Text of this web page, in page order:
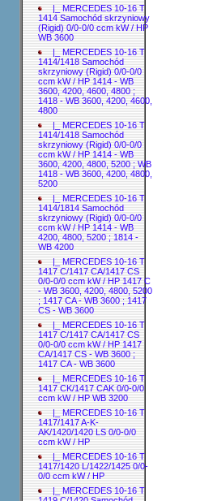
|_ MERCEDES 10-16 T
1414 Samochód skrzyniowy
(Rigid) 0/0-0/0 ccm kW / HP
WB 3600
|_ MERCEDES 10-16 T
1414/1418 Samochód
skrzyniowy (Rigid) 0/0-0/0
ccm kW / HP 1414 - WB
3600, 4200, 4600, 4800 ;
1418 - WB 3600, 4200, 4600,
4800
|_ MERCEDES 10-16 T
1414/1418 Samochód
skrzyniowy (Rigid) 0/0-0/0
ccm kW / HP 1414 - WB
3600, 4200, 4800, 5200 ; WB
1418 - WB 3600, 4200, 4800,
5200
|_ MERCEDES 10-16 T
1414/1814 Samochód
skrzyniowy (Rigid) 0/0-0/0
ccm kW / HP 1414 - WB
4200, 4800, 5200 ; 1814 -
WB 4200
|_ MERCEDES 10-16 T
1417 C/1417 CA/1417 CS
0/0-0/0 ccm kW / HP 1417 C
- WB 3600, 4200, 4800, 5200
; 1417 CA - WB 3600 ; 1417
CS - WB 3600
|_ MERCEDES 10-16 T
1417 C/1417 CA/1417 CS
0/0-0/0 ccm kW / HP 1417
CA/1417 CS - WB 3600 ;
1417 CA - WB 3600
|_ MERCEDES 10-16 T
1417 CK/1417 CAK 0/0-0/0
ccm kW / HP WB 3200
|_ MERCEDES 10-16 T
1417/1417 A-K-
AK/1420/1420 LS 0/0-0/0
ccm kW / HP
|_ MERCEDES 10-16 T
1417/1420 L/1422/1425 0/0-
0/0 ccm kW / HP
|_ MERCEDES 10-16 T